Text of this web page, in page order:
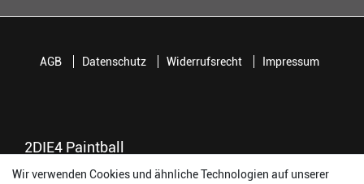
2DIE4 Paintball
56457 Westerburg
AGB Datenschutz Widerrufsrecht Impressum
Wir verwenden Cookies und ähnliche Technologien auf unserer